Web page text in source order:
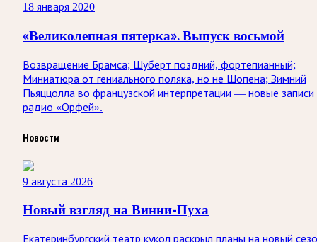
18 января 2020
«Великолепная пятерка». Выпуск восьмой
Возвращение Брамса; Шуберт поздний, фортепианный;
Миниатюра от гениального поляка, но не Шопена; Зимний
Пьяццолла во французской интерпретации — новые записи
радио «Орфей».
Новости
9 августа 2026
Новый взгляд на Винни-Пуха
Екатеринбургский театр кукол раскрыл планы на новый